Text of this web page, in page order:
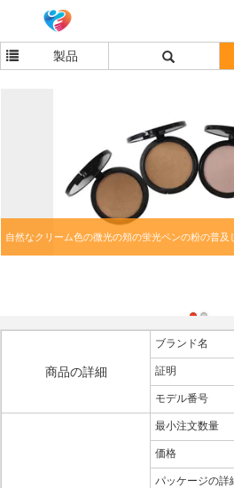
製品
自然なクリーム色の微光の頬の蛍光ペンの粉の普及
商品の詳細
ブランド名
証明
モデル番号
最小注文数量
価格
パッケージの詳